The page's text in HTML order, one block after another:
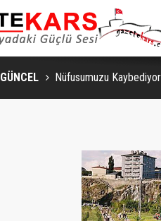
GÜNCEL Nüfusumuzu